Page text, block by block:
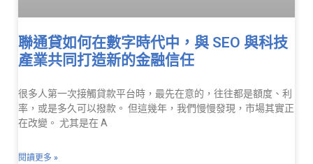
聯通貸如何在數字時代中，與 SEO 與科技
產業共同打造新的金融信任
很多人第一次接觸貸款平台時，最先在意的，往往都是額度、利
率，或是多久可以撥款。 但這幾年，我們慢慢發現，市場其實正
在改變。 尤其是在 A
閱讀更多 »